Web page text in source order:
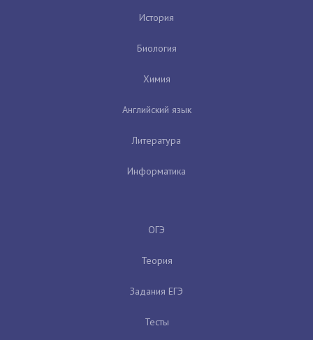
История
Биология
Химия
Английский язык
Литература
Информатика
ОГЭ
Теория
Задания ЕГЭ
Тесты